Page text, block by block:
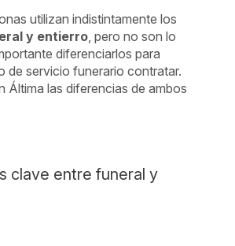
utilizan indistintamente los
y entierro , pero no son lo
diferenciarlos para
de servicio funerario contratar.
Áltima las diferencias de ambos
clave entre funeral y